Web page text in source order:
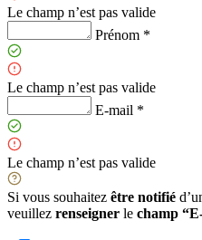
Le champ n’est pas valide
Prénom *
Le champ n’est pas valide
E-mail *
Le champ n’est pas valide
Si vous souhaitez être notifié
veuillez renseigner le champ